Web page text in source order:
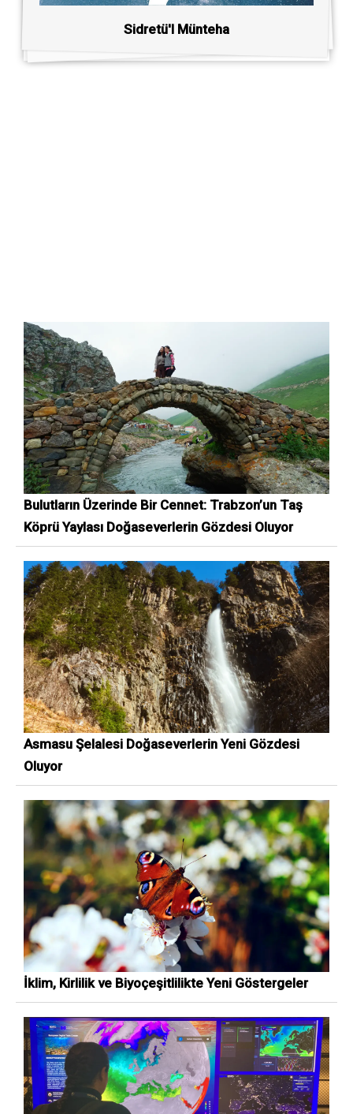
Sidretü'l Münteha
Bulutların Üzerinde Bir Cennet: Trabzon’un Taş
Köprü Yaylası Doğaseverlerin Gözdesi Oluyor
Asmasu Şelalesi Doğaseverlerin Yeni Gözdesi
Oluyor
İklim, Kirlilik ve Biyoçeşitlilikte Yeni Göstergeler